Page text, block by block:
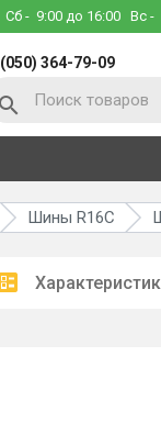
Сб - 9:00 до 16:00 Вс -
(050) 364-79-09
Шины R16C